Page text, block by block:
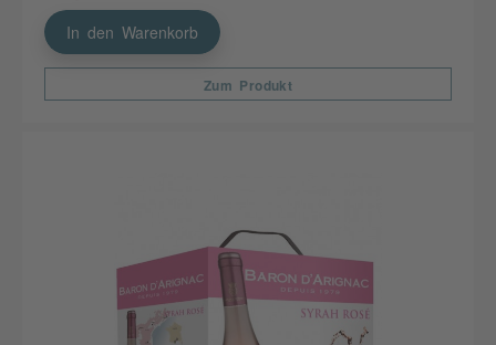
In den Warenkorb
Zum Produkt